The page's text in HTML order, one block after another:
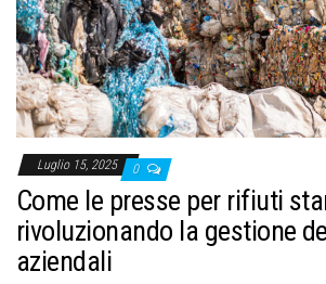
Luglio 15, 2025 0
Come le presse per rifiuti
rivoluzionando la gestione
aziendali